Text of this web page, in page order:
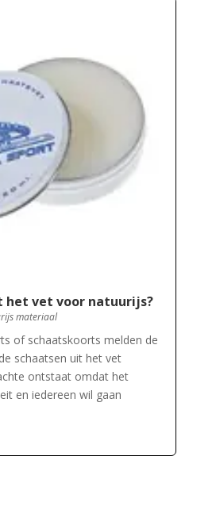
het vet voor natuurijs?
materiaal
of schaatskoorts melden de
schaatsen uit het vet
ontstaat omdat het
en iedereen wil gaan